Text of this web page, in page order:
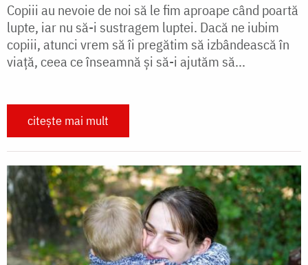
Copiii au nevoie de noi să le fim aproape când poartă
lupte, iar nu să-i sustragem luptei. Dacă ne iubim
copiii, atunci vrem să îi pregătim să izbândească în
viaţă, ceea ce înseamnă şi să-i ajutăm să...
citește mai mult